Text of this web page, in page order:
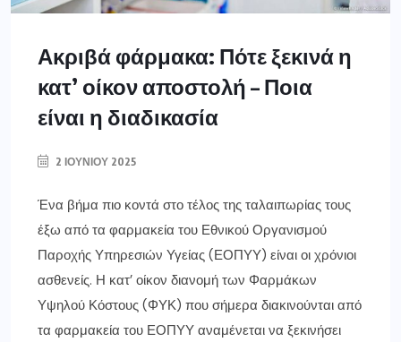
Ακριβά φάρμακα: Πότε ξεκινά η
κατ’ οίκον αποστολή – Ποια
είναι η διαδικασία
2 ΙΟΥΝΊΟΥ 2025
Ένα βήμα πιο κοντά στο τέλος της ταλαιπωρίας τους
έξω από τα φαρμακεία του Εθνικού Οργανισμού
Παροχής Υπηρεσιών Υγείας (ΕΟΠΥΥ) είναι οι χρόνιοι
ασθενείς. Η κατ’ οίκον διανομή των Φαρμάκων
Υψηλού Κόστους (ΦΥΚ) που σήμερα διακινούνται από
τα φαρμακεία του ΕΟΠΥΥ αναμένεται να ξεκινήσει